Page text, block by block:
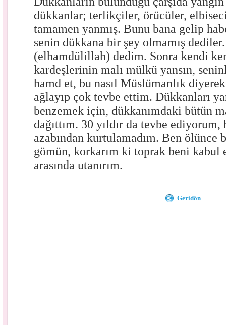
dükkanlar; terlikçiler, örücüler,
tamamen yanmış. Bunu bana gelip
senin dükkana bir şey olmamış
(elhamdülillah) dedim. Sonra kendi
kardeşlerinin malı mülkü yansın,
hamd et, bu nasıl Müslümanlık
ağlayıp çok tevbe ettim. Dükkanları
benzemek için, dükkanımdaki bütün
dağıttım. 30 yıldır da tevbe
azabından kurtulamadım. Ben ölünce
gömün, korkarım ki toprak beni kabul
arasında utanırım.
Geridön